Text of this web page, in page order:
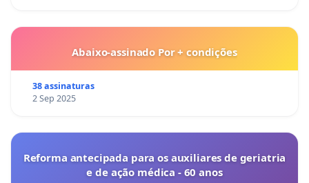
Abaixo-assinado Por + condições
38 assinaturas
2 Sep 2025
Reforma antecipada para os auxiliares de geriatria
e de ação médica - 60 anos